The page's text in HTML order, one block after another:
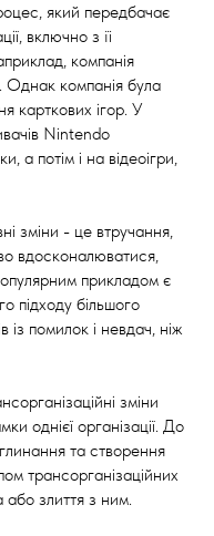
який передбачає
включно з її
компанія
Однак компанія була
карткових ігор. У
Nintendo
а потім і на відеоігри,
зміни - це втручання,
вдосконалюватися,
прикладом є
підходу більшого
помилок і невдач, ніж
зміни
однієї організації. До
та створення
трансорганізаційних
або злиття з ним.